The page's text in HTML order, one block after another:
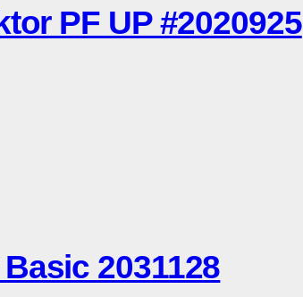
PF UP #2020925
2031128